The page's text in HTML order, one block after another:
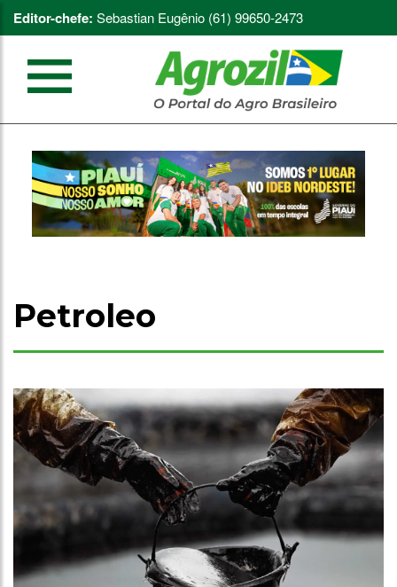
Editor-chefe: Sebastian Eugênio (61) 99650-2473
Petroleo